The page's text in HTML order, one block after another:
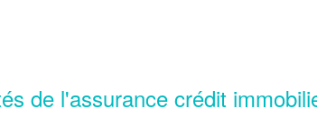
de l'assurance crédit